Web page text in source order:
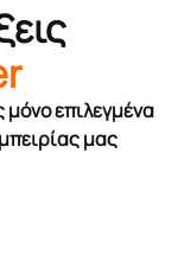
επιλεγμένα
μας